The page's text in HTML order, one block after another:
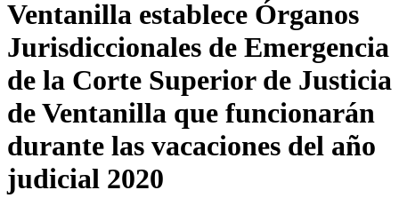
Ventanilla establece Órganos
Jurisdiccionales de Emergencia
de la Corte Superior de Justicia
de Ventanilla que funcionarán
durante las vacaciones del año
judicial 2020